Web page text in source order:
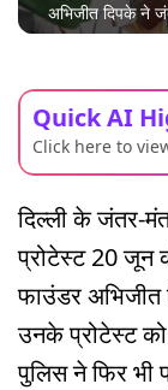
अभिजीत दिपके ने
Quick AI
Click here to
दिल्ली के जंतर-
प्रोटेस्ट 20 जून
फाउंडर अभिजीत
उनके प्रोटेस्ट
पुलिस ने फिर भी